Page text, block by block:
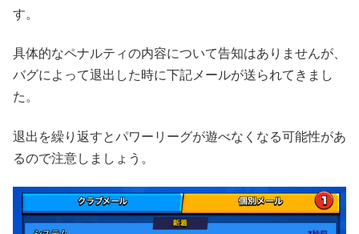
す。
具体的なペナルティの内容について告知はありませんが、
バグによって退出した時に下記メールが送られてきまし
た。
退出を繰り返すとパワーリーグが遊べなくなる可能性があ
るので注意しましょう。